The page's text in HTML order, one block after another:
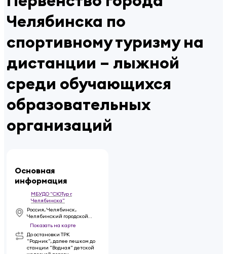
Челябинска по
спортивному туризму на
дистанции – лыжной
среди обучающихся
образовательных
организаций
Основная
информация
МБУДО "СЮТур г.
Челябинска"
Россия, Челябинск,
Челябинский городской
бор
Показать на карте
До остановки ТРК
"Родник", далее пешком до
станции "Водная" детской